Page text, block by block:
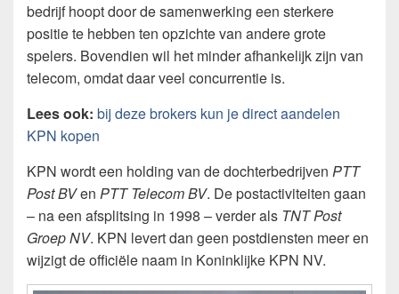
bedrijf hoopt door de samenwerking een sterkere
positie te hebben ten opzichte van andere grote
spelers. Bovendien wil het minder afhankelijk zijn van
telecom, omdat daar veel concurrentie is.
Lees ook: bij deze brokers kun je direct aandelen
KPN kopen
KPN wordt een holding van de dochterbedrijven PTT
Post BVen PTT Telecom BV. De postactiviteiten gaan
– na een afsplitsing in 1998 – verder als TNT Post
Groep NV. KPN levert dan geen postdiensten meer en
wijzigt de officiële naam in Koninklijke KPN NV.